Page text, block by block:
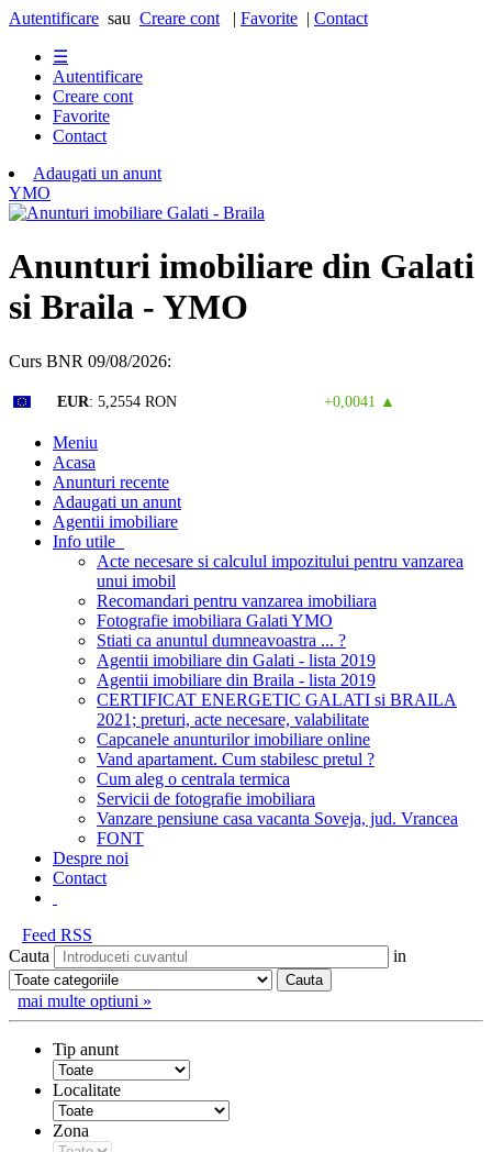
Autentificare sau Creare cont | Favorite | Contact
☰
Autentificare
Creare cont
Favorite
Contact
Adaugati un anunt
YMO
Anunturi imobiliare din Galati
si Braila - YMO
Curs BNR 09/08/2026:
EUR: 5,2554 RON +0,0041 ▲
Meniu
Acasa
Anunturi recente
Adaugati un anunt
Agentii imobiliare
Info utile
Acte necesare si calculul impozitului pentru vanzarea
unui imobil
Recomandari pentru vanzarea imobiliara
Fotografie imobiliara Galati YMO
Stiati ca anuntul dumneavoastra ... ?
Agentii imobiliare din Galati - lista 2019
Agentii imobiliare din Braila - lista 2019
CERTIFICAT ENERGETIC GALATI si BRAILA
2021; preturi, acte necesare, valabilitate
Capcanele anunturilor imobiliare online
Vand apartament. Cum stabilesc pretul ?
Cum aleg o centrala termica
Servicii de fotografie imobiliara
Vanzare pensiune casa vacanta Soveja, jud. Vrancea
FONT
Despre noi
Contact
Feed RSS
Cauta
in
mai multe optiuni »
Tip anunt
Localitate
Zona